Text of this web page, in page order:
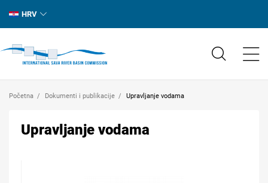
HRV
Početna Dokumenti i publikacije Upravljanje vodama
Upravljanje vodama